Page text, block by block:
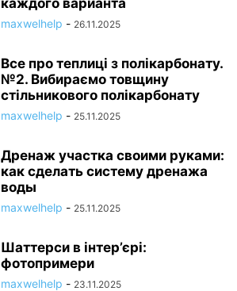
каждого варианта
maxwelhelp - 26.11.2025
Все про теплиці з полікарбонату.
№2. Вибираємо товщину
стільникового полікарбонату
maxwelhelp - 25.11.2025
Дренаж участка своими руками:
как сделать систему дренажа
воды
maxwelhelp - 25.11.2025
Шаттерси в інтер’єрі:
фотопримери
maxwelhelp - 23.11.2025